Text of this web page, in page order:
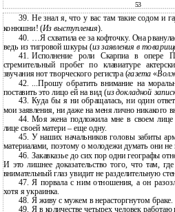
53
39. Не знал я, что у вас там такие содом и
конюшни! (Из выступления).
40. …Я схватила ее за кофточку. Она
ведь из тигровой шкуры (из заявления в
41.
Исполнение роли Скарпиа в опере
стремительный пробег по клавиатуре
звучания нот творческого регистра (газета«
42. ...Прошу обратить внимание на
поставить это лицо ей на вид (из докладной
43. Куда бы я ни обращалась, ни один
мои заявления, ни даже на меня лично никакого
44. Моя жена подложила мне в своем
лице своей матери – еще одну.
45. У наших начальников головы забиты
материалами, поэтому о молодежи думать они не
46. Закавказье до сих пор одни географы
И это лишнее доказательство того, что там, где
внимательный глаз увидит не разделительную
47. Я порвала с ним отношения, а он
хотя я украинка.
48. Я живу с мужем в нерасторгнутом браке.
49. Я в количестве четырех человек